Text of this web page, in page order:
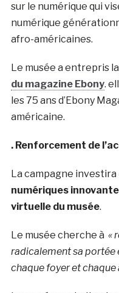
sur le numérique qui
numérique
afro-américaines.
Le musée a entrepris la
du magazine Ebony.
les 75 ans d’Ebony
américaine.
. Renforcement de
La campagne investira
numériques
virtuelle du musée.
Le musée cherche à «
radicalement sa portée
chaque foyer et